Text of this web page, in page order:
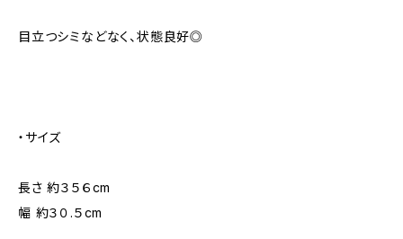
目立つシミなどなく、状態良好◎
・サイズ
長さ 約３５６cm
幅 約３０.５cm